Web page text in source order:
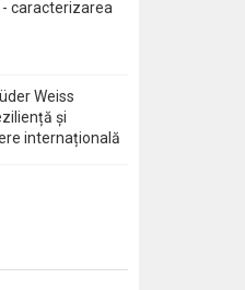
caracterizarea
Weiss
și
internațională